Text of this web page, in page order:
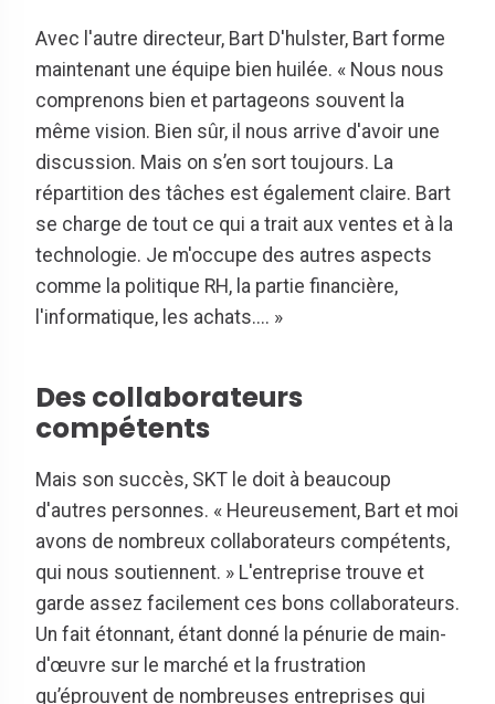
Avec l'autre directeur, Bart D'hulster, Bart forme
maintenant une équipe bien huilée. « Nous nous
comprenons bien et partageons souvent la
même vision. Bien sûr, il nous arrive d'avoir une
discussion. Mais on s’en sort toujours. La
répartition des tâches est également claire. Bart
se charge de tout ce qui a trait aux ventes et à la
technologie. Je m'occupe des autres aspects
comme la politique RH, la partie financière,
l'informatique, les achats.... »
Des collaborateurs
compétents
Mais son succès, SKT le doit à beaucoup
d'autres personnes. « Heureusement, Bart et moi
avons de nombreux collaborateurs compétents,
qui nous soutiennent. » L'entreprise trouve et
garde assez facilement ces bons collaborateurs.
Un fait étonnant, étant donné la pénurie de main-
d'œuvre sur le marché et la frustration
qu’éprouvent de nombreuses entreprises qui